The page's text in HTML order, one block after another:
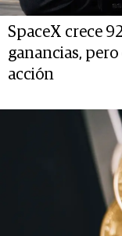
SpaceX crece
ganancias,
acción